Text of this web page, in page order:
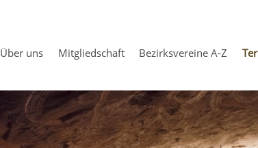
Über uns
Strategien und Ziele
Satzung
Protokolle
Mitgliedschaft Bezirksvereine A-Z